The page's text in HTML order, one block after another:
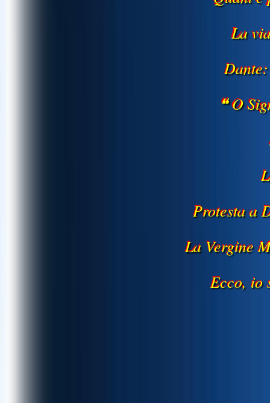
La
❝ O
Protesta a
La Vergine
Ecco,